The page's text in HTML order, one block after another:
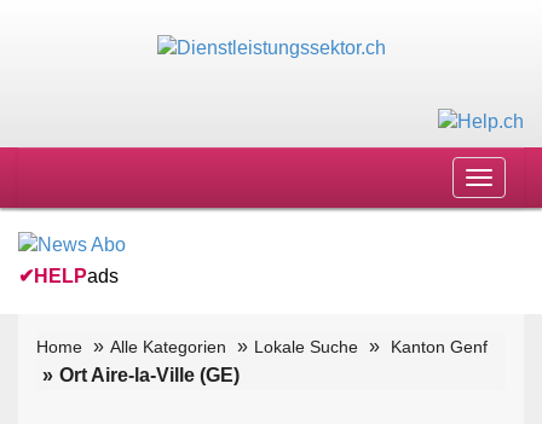
Toggle
✔ HELPads
Home Alle Kategorien Lokale Suche Kanton Genf
Ort Aire-la-Ville (GE)